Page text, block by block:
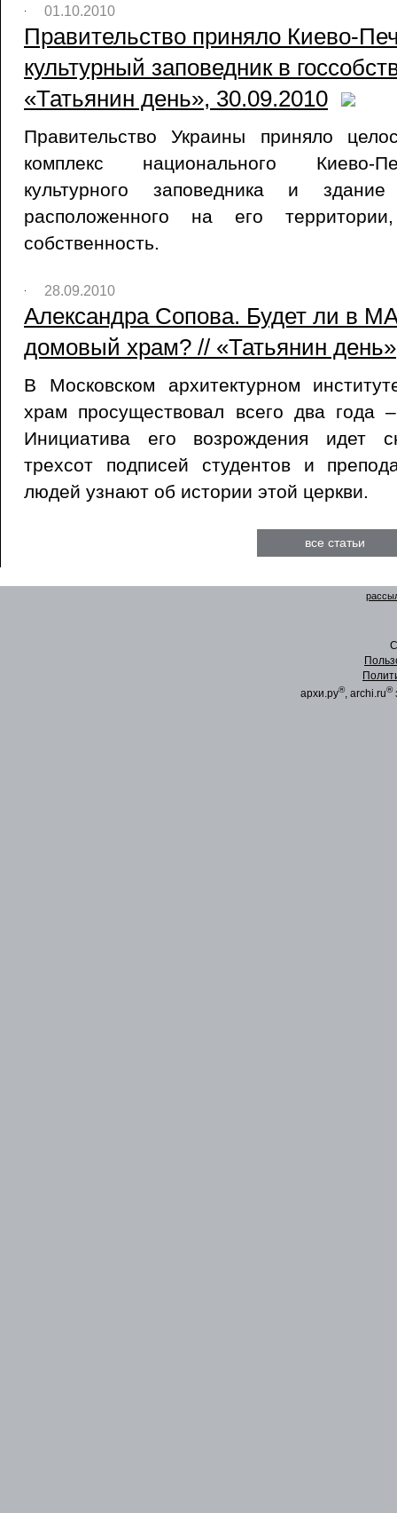
01.10.2010
Правительство приняло Киево-
культурный заповедник в
«Татьянин день», 30.09.2010
Правительство Украины приняло
комплекс национального Киево-
культурного заповедника и
расположенного на его
собственность.
28.09.2010
Александра Сопова. Будет ли в
домовый храм? // «Татьянин
В Московском архитектурном
храм просуществовал всего два
Инициатива его возрождения идет
трехсот подписей студентов и
людей узнают об истории этой церкви.
все статьи
архи.ру®, archi.ru®